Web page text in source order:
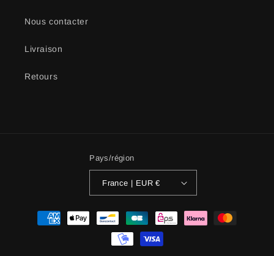
Nous contacter
Livraison
Retours
Pays/région
France | EUR €
Moyens